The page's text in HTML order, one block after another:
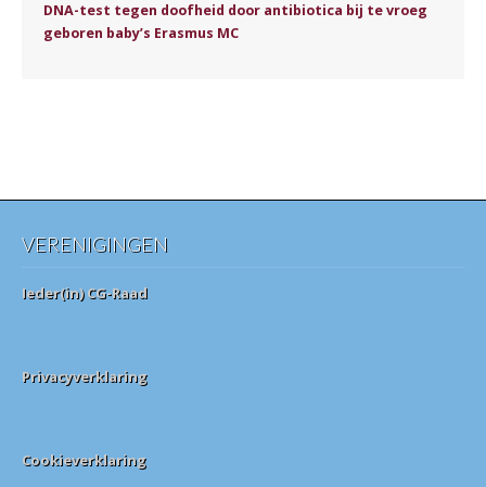
DNA-test tegen doofheid door antibiotica bij te vroeg
geboren baby’s Erasmus MC
VERENIGINGEN
Ieder(in) CG-Raad
Privacyverklaring
Cookieverklaring